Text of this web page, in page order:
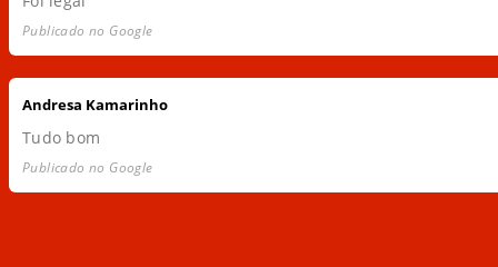
Publicado no Google
Andresa Kamarinho
Tudo bom
Publicado no Google